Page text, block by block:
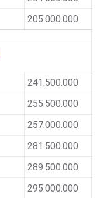
205.000.000
241.500.000
255.500.000
257.000.000
281.500.000
289.500.000
295.000.000